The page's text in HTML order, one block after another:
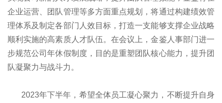
企业运营、团队管理等多方面重点规划，将通过构建绩效管
理体系及制定各部门人效目标，打造一支能够支撑企业战略
顺利实施的高素质人才队伍。在会议上，金鉴人事部门进一
步规范公司年休假制度，目的是重塑团队核心能力，提升团
队凝聚力与战斗力。
2023年下半年，希望全体员工凝心聚力，不断提升自身